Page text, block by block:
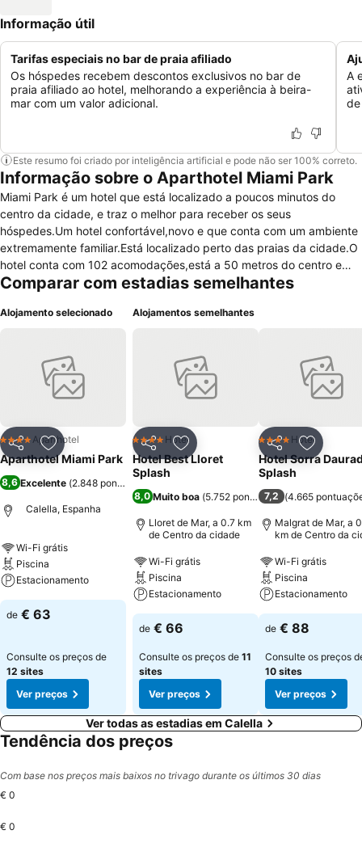
Informação útil
Tarifas especiais no bar de praia afiliado
Os hóspedes recebem descontos exclusivos no bar de
praia afiliado ao hotel, melhorando a experiência à beira-
mar com um valor adicional.
A
Este resumo foi criado por inteligência artificial e pode não ser 100% correto.
Informação sobre o Aparthotel Miami Park
Miami Park é um hotel que está localizado a poucos minutos do
centro da cidade, e traz o melhor para receber os seus
hóspedes.Um hotel confortável,novo e que conta com um ambiente
extremamente familiar.Está localizado perto das praias da cidade.O
hotel conta com 102 acomodações,está a 50 metros do centro e
300 metros de uma das praias mais famosas de Calella.Contam
clube,espetáculos tradicionais de dança da região,karaoke,música
até as 11.Os quartos possuem telefone,banheiros privados,televisão
digital,ar condicionado,mesa de trabalho e cofre.O hotel possui
ainda outras instalações para o hóspede aproveitar como
todos os quartos.Os pontos turísticos perto do hotel é um outro
fator para aqueles clientes que decidam ficar hospedados no Miami
Park,conseguem fácil acesso a todos esses famosos lugares que
não devem deixar de ser visitados.
Comparar com estadias semelhantes
Alojamento selecionado
PartilharAdicionar aos favoritos
4 EstrelasAparthotel
Aparthotel Miami Park
8,6 Excelente (2.848 pontuações
Calella, Espanha
Wi-Fi grátis
Piscina
Estacionamento
de € 63
Consulte os preços de
12 sites
Ver preços
Alojamentos semelhantes
PartilharAdicionar aos favoritos
4 EstrelasHotel
Hotel Best Lloret
Splash
8,0 Muito boa (5.752 pontuações)
Lloret de Mar, a 0.7 km
de Centro da cidade
Wi-Fi grátis
Piscina
Estacionamento
de € 66
Consulte os preços de 11
sites
Ver preços
Partilhar
4 EstrelasHotel
Hotel Sorra
Splash
7,2 (4.665
Malgrat de Mar, a
km de Centro da
Wi-Fi grátis
Piscina
Estacionamento
de € 88
Consulte os preços
10 sites
Ver preços
Ver todas as estadias em Calella
Tendência dos preços
Com base nos preços mais baixos no trivago durante os últimos 30 dias
€ 0
€ 0